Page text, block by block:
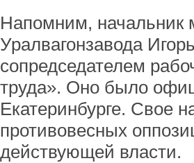
Напомним, начальник
Уралвагонзавода
сопредседателем
труда». Оно было
Екатеринбурге. Свое
противовесных
действующей власти.